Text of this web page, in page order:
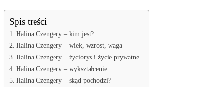
Spis treści
Halina Czengery – kim jest?
Halina Czengery – wiek, wzrost, waga
Halina Czengery – życiorys i życie prywatne
Halina Czengery – wykształcenie
Halina Czengery – skąd pochodzi?